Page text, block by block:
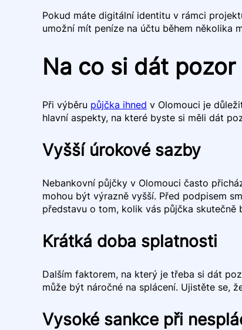
Pokud máte digitální identitu v rámci
umožní mít peníze na účtu během několika
Na co si dát
Při výběru půjčka ihned v Olomouci je
hlavní aspekty, na které byste si měli dát
Vyšší úrokové sazby
Nebankovní půjčky v Olomouci často
mohou být výrazně vyšší. Před podpisem
představu o tom, kolik vás půjčka skutečně
Krátká doba splatnosti
Dalším faktorem, na který je třeba si dát
může být náročné na splácení. Ujistěte se,
Vysoké sankce při